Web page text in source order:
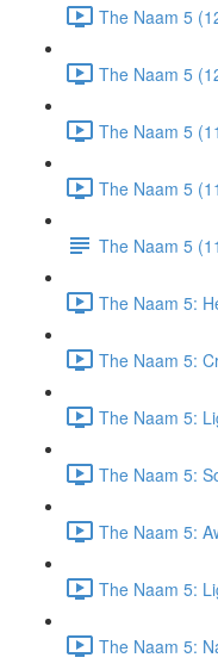
The Naam 5
The Naam 5
The Naam 5
The Naam 5
The Naam 5
The Naam 5:
The Naam 5:
The Naam 5:
The Naam 5:
The Naam 5:
The Naam 5:
The Naam 5: